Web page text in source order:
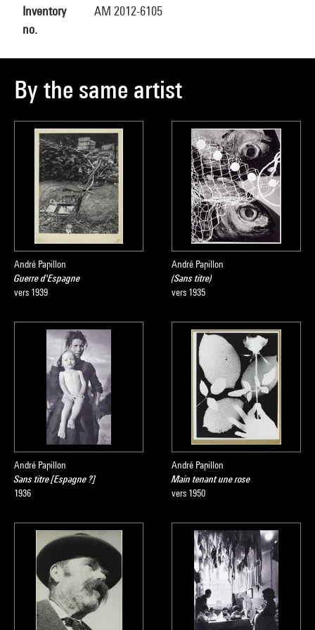
Inventory
no.
AM 2012-6105
By the same artist
André Papillon
Guerre d'Espagne
vers 1939
André Papillon
(Sans titre)
vers 1935
André Papillon
Sans titre [Espagne ?]
1936
André Papillon
Main tenant une rose
vers 1950